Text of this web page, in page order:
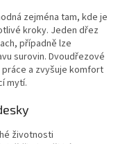
zejména tam, kde je
kroky. Jeden dřez
případně lze
surovin. Dvoudřezové
a zvyšuje komfort
mytí.
životnosti